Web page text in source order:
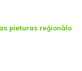
pieturas reģionālo